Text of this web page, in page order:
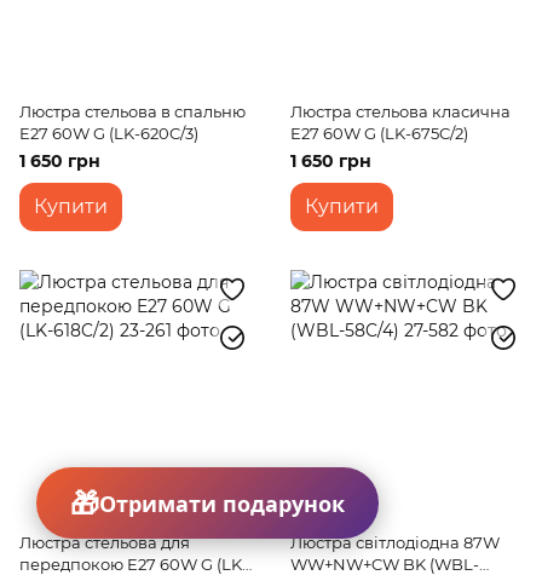
Люстра стельова в спальню
E27 60W G (LK-620C/3)
1 650 грн
Купити
Люстра стельова класична
E27 60W G (LK-675C/2)
1 650 грн
Купити
Люстра стельова для
передпокою E27 60W G (LK-
Люстра світлодіодна 87W
WW+NW+CW BK (WBL-
Отримати подарунок